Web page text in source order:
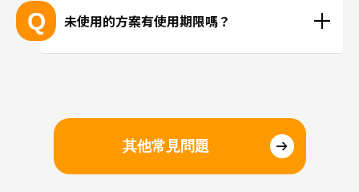
問題。若擔心當地機場的WiFi速度不夠快，建議您在
國內完成安裝和設定，在當地進行切換eSIM即可。
Q 未使用的方案有使用期限嗎？
其他常見問題